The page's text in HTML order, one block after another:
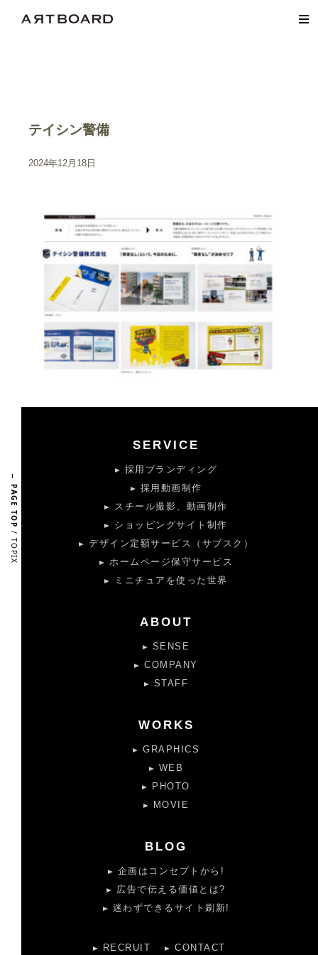
テイシン警備
2024年12月18日
← PAGE TOP
/ TOPIX
SERVICE
採用ブランディング
採用動画制作
スチール撮影、動画制作
ショッピングサイト制作
デザイン定額サービス（サブスク）
ホームページ保守サービス
ミニチュアを使った世界
ABOUT
SENSE
COMPANY
STAFF
WORKS
GRAPHICS
WEB
PHOTO
MOVIE
BLOG
企画はコンセプトから!
広告で伝える価値とは?
迷わずできるサイト刷新!
RECRUIT CONTACT